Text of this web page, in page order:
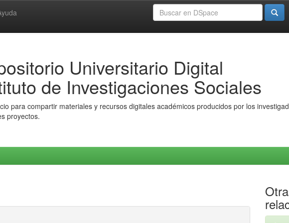
Universitario Digital
de Investigaciones Sociales
para compartir materiales y recursos digitales académicos producidos por los
proyectos.